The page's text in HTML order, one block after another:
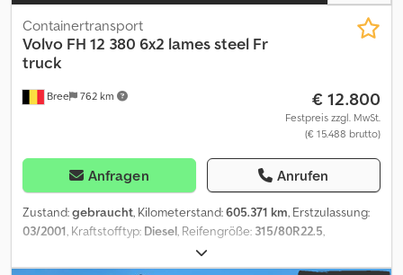
Bree 762 km
Containertransport
Volvo FH 12 380 6x2 lames steel Fr
truck
€ 12.800
Festpreis zzgl. MwSt.
(€ 15.488 brutto)
Anfragen Anrufen
Zustand:gebraucht, Kilometerstand:605.371 km, Erstzulassung:
03/2001, Kraftstofftyp: Diesel, Reifengröße: 315/80R22.5,
4.800 mm
Getriebetyp:mechanisch, Anzahl der Gänge:16, Emissionsklasse: